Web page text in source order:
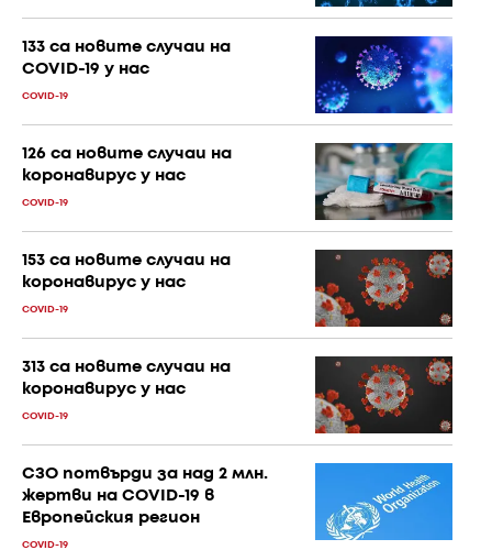
133 са новите случаи на
COVID-19 у нас
COVID-19
126 са новите случаи на
коронавирус у нас
COVID-19
153 са новите случаи на
коронавирус у нас
COVID-19
313 са новите случаи на
коронавирус у нас
COVID-19
СЗО потвърди за над 2 млн.
жертви на COVID-19 в
Европейския регион
COVID-19